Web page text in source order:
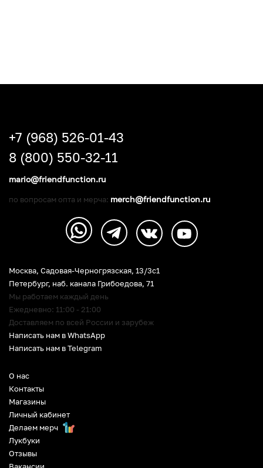
О нас
Контакты
Магазины
Личный кабинет
Делаем мерч
Лукбуки
Отзывы
Москва, Садовая-Черногрязская, 13/3c1
Петербург, наб. канала Грибоедова, 71
Мы работаем каждый день
Ежедневно: 11:00 - 21:00
Доставляем по всей России и зарубеж
Написать нам в WhatsApp
Написать нам в Telegram
+7 (968) 526-01-43
8 (800) 550-32-11
mario@friendfunction.ru
по вопросам опта и мерча: merch@friendfunction.ru